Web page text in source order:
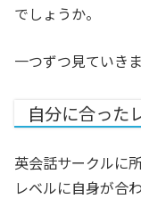
でしょうか。
一つずつ見ていきま
自分に合った
英会話サークルに
レベルに自身が合